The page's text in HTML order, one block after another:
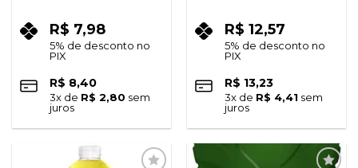
R$ 7,98
5% de desconto no
PIX
R$ 8,40
3x de R$ 2,80 sem
juros
R$ 12,57
5% de desconto no
PIX
R$ 13,23
3x de R$ 4,41 sem
juros